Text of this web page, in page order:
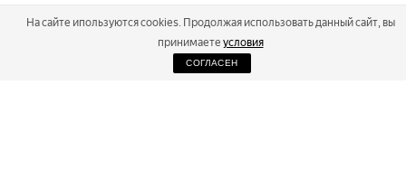
2026
На сайте ипользуются cookies. Продолжая использовать данный сайт, вы
принимаете условия
СОГЛАСЕН